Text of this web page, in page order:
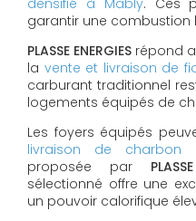
densifié à Mably. Ces
garantir une combustion
PLASSE ENERGIES répond
la vente et livraison de
carburant traditionnel
logements équipés de
Les foyers équipés
livraison de charbon
proposée par
sélectionné offre une
un pouvoir calorifique